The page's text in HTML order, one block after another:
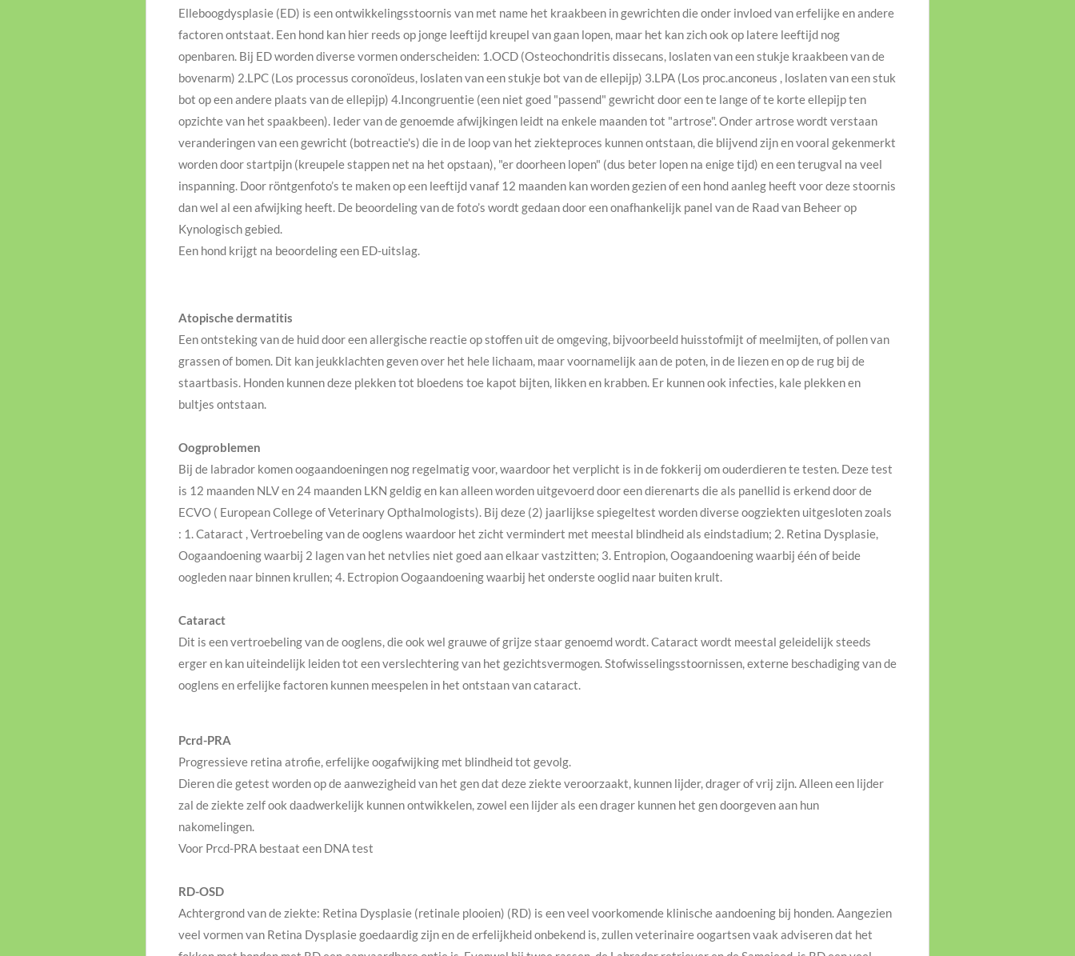
Elleboogdysplasie (ED) is een ontwikkelingsstoornis van met name het kraakbeen in gewrichten die onder invloed van erfelijke en andere
factoren ontstaat. Een hond kan hier reeds op jonge leeftijd kreupel van gaan lopen, maar het kan zich ook op latere leeftijd nog
openbaren. Bij ED worden diverse vormen onderscheiden: 1.OCD (Osteochondritis dissecans, loslaten van een stukje kraakbeen van de
bovenarm) 2.LPC (Los processus coronoïdeus, loslaten van een stukje bot van de ellepijp) 3.LPA (Los proc.anconeus , loslaten van een stuk
bot op een andere plaats van de ellepijp) 4.Incongruentie (een niet goed "passend" gewricht door een te lange of te korte ellepijp ten
opzichte van het spaakbeen). Ieder van de genoemde afwijkingen leidt na enkele maanden tot "artrose". Onder artrose wordt verstaan
veranderingen van een gewricht (botreactie's) die in de loop van het ziekteproces kunnen ontstaan, die blijvend zijn en vooral gekenmerkt
worden door startpijn (kreupele stappen net na het opstaan), "er doorheen lopen" (dus beter lopen na enige tijd) en een terugval na veel
inspanning. Door röntgenfoto’s te maken op een leeftijd vanaf 12 maanden kan worden gezien of een hond aanleg heeft voor deze stoornis
dan wel al een afwijking heeft. De beoordeling van de foto’s wordt gedaan door een onafhankelijk panel van de Raad van Beheer op
Kynologisch gebied.
Een hond krijgt na beoordeling een ED-uitslag.
Atopische dermatitis
Een ontsteking van de huid door een allergische reactie op stoffen uit de omgeving, bijvoorbeeld huisstofmijt of meelmijten, of pollen van
grassen of bomen. Dit kan jeukklachten geven over het hele lichaam, maar voornamelijk aan de poten, in de liezen en op de rug bij de
staartbasis. Honden kunnen deze plekken tot bloedens toe kapot bijten, likken en krabben. Er kunnen ook infecties, kale plekken en
bultjes ontstaan.
Oogproblemen
Bij de labrador komen oogaandoeningen nog regelmatig voor, waardoor het verplicht is in de fokkerij om ouderdieren te testen. Deze test
is 12 maanden NLV en 24 maanden LKN geldig en kan alleen worden uitgevoerd door een dierenarts die als panellid is erkend door de
ECVO ( European College of Veterinary Opthalmologists). Bij deze (2) jaarlijkse spiegeltest worden diverse oogziekten uitgesloten zoals
: 1. Cataract , Vertroebeling van de ooglens waardoor het zicht vermindert met meestal blindheid als eindstadium; 2. Retina Dysplasie,
Oogaandoening waarbij 2 lagen van het netvlies niet goed aan elkaar vastzitten; 3. Entropion, Oogaandoening waarbij één of beide
oogleden naar binnen krullen; 4. Ectropion Oogaandoening waarbij het onderste ooglid naar buiten krult.
Cataract
Dit is een vertroebeling van de ooglens, die ook wel grauwe of grijze staar genoemd wordt. Cataract wordt meestal geleidelijk steeds
erger en kan uiteindelijk leiden tot een verslechtering van het gezichtsvermogen. Stofwisselingsstoornissen, externe beschadiging van de
ooglens en erfelijke factoren kunnen meespelen in het ontstaan van cataract.
Pcrd-PRA
Progressieve retina atrofie, erfelijke oogafwijking met blindheid tot gevolg.
Dieren die getest worden op de aanwezigheid van het gen dat deze ziekte veroorzaakt, kunnen lijder, drager of vrij zijn. Alleen een lijder
zal de ziekte zelf ook daadwerkelijk kunnen ontwikkelen, zowel een lijder als een drager kunnen het gen doorgeven aan hun
nakomelingen.
Voor Prcd-PRA bestaat een DNA test
RD-OSD
Achtergrond van de ziekte: Retina Dysplasie (retinale plooien) (RD) is een veel voorkomende klinische aandoening bij honden. Aangezien
veel vormen van Retina Dysplasie goedaardig zijn en de erfelijkheid onbekend is, zullen veterinaire oogartsen vaak adviseren dat het